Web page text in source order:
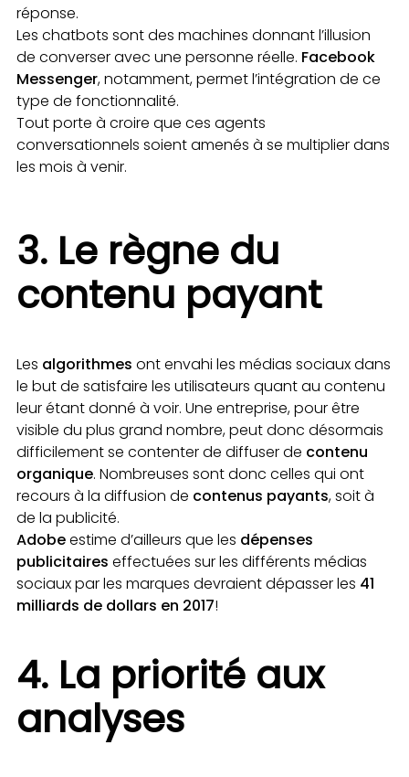
réponse.
Les chatbots sont des machines donnant l’illusion
de converser avec une personne réelle. Facebook
Messenger, notamment, permet l’intégration de ce
type de fonctionnalité.
Tout porte à croire que ces agents
conversationnels soient amenés à se multiplier dans
les mois à venir.
3. Le règne du
contenu payant
Les algorithmes ont envahi les médias sociaux dans
le but de satisfaire les utilisateurs quant au contenu
leur étant donné à voir. Une entreprise, pour être
visible du plus grand nombre, peut donc désormais
difficilement se contenter de diffuser de contenu
organique. Nombreuses sont donc celles qui ont
recours à la diffusion de contenus payants, soit à
de la publicité.
Adobeestime d’ailleurs que les dépenses
publicitaires effectuées sur les différents médias
sociaux par les marques devraient dépasser les 41
milliards de dollars en 2017!
4. La priorité aux
analyses